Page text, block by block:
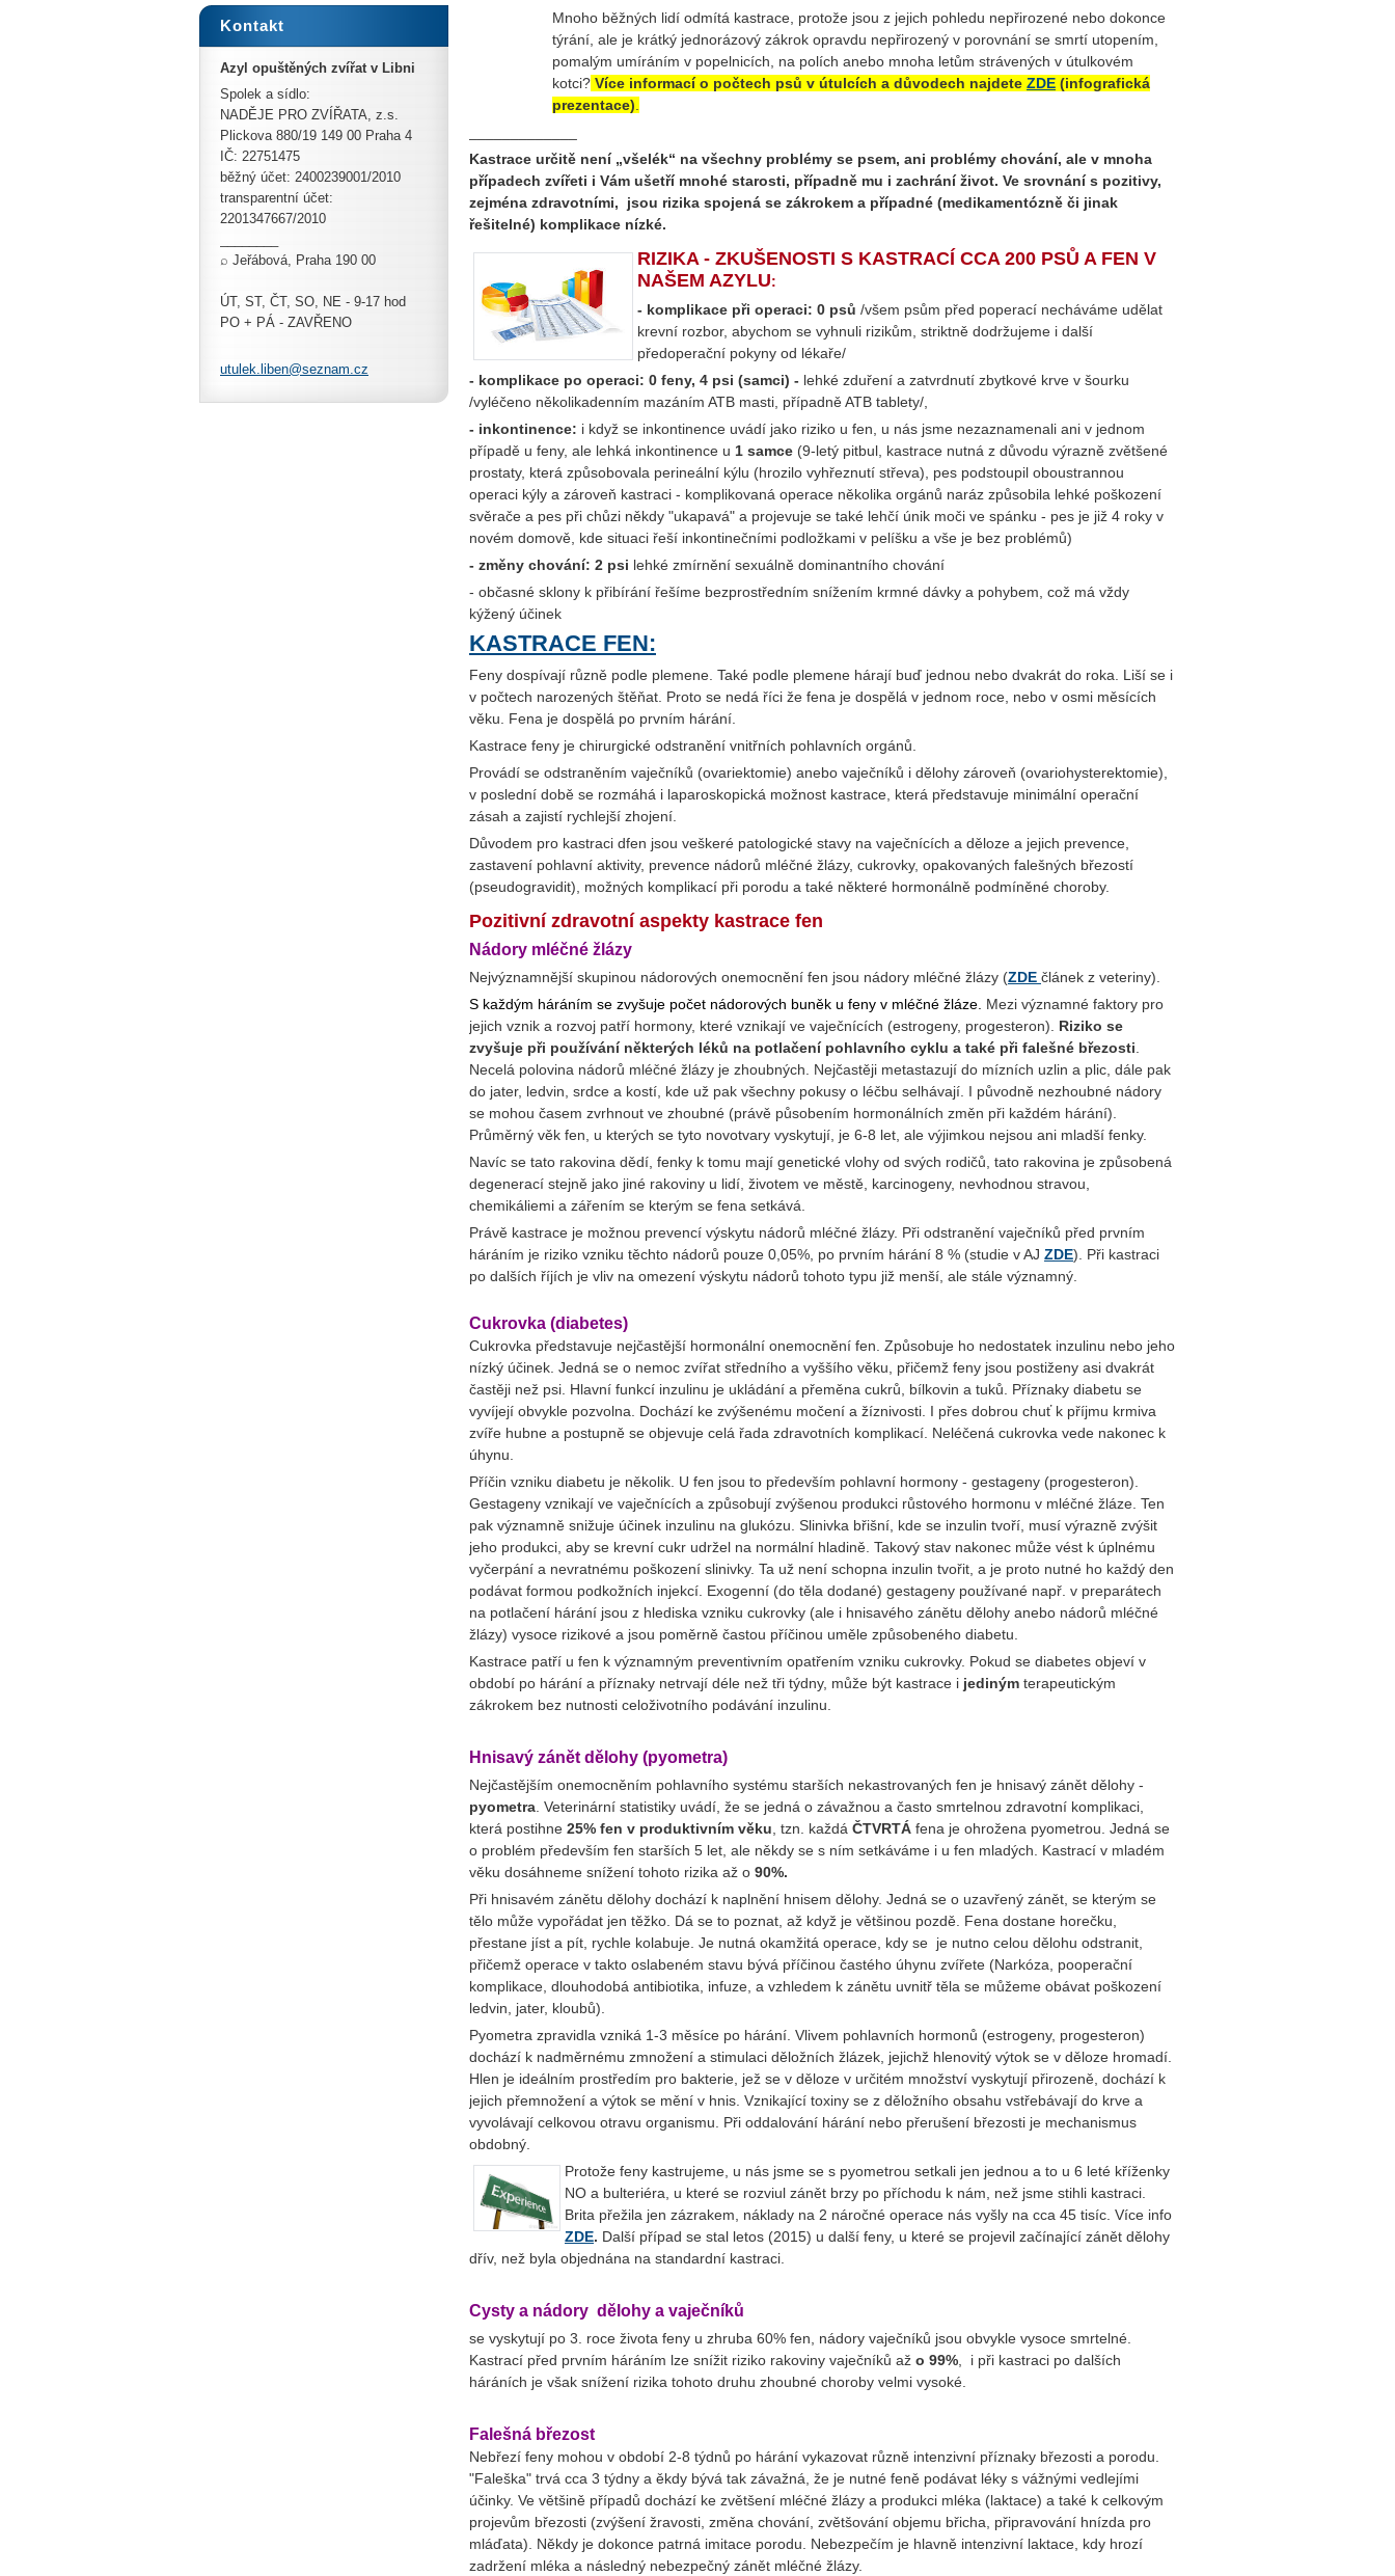
Mnoho běžných lidí odmítá kastrace, protože jsou z jejich pohledu nepřirozené nebo dokonce
týrání, ale je krátký jednorázový zákrok opravdu nepřirozený v porovnání se smrtí utopením,
pomalým umíráním v popelnicích, na polích anebo mnoha letům strávených v útulkovém
kotci? Více informací o počtech psů v útulcích a důvodech najdete ZDE (infografická
prezentace)
Kastrace určitě není „všelék“ na všechny problémy se psem, ani problémy chování, ale v mnoha
případech zvířeti i Vám ušetří mnohé starosti, případně mu i zachrání život. Ve srovnání s pozitivy,
zejména zdravotními, jsou rizika spojená se zákrokem a případné (medikamentózně či jinak
řešitelné) komplikace nízké.
RIZIKA - ZKUŠENOSTI S KASTRACÍ CCA 200 PSŮ A FEN V
NAŠEM AZYLU:
- komplikace při operaci: 0 psů /všem psům před poperací necháváme udělat
krevní rozbor, abychom se vyhnuli rizikům, striktně dodržujeme i další
předoperační pokyny od lékaře/
- komplikace po operaci: 0 feny, 4 psi (samci) - lehké zduření a zatvrdnutí zbytkové krve v šourku
/vyléčeno několikadenním mazáním ATB masti, případně ATB tablety/,
- inkontinence: i když se inkontinence uvádí jako riziko u fen, u nás jsme nezaznamenali ani v jednom
případě u feny, ale lehká inkontinence u 1 samce (9-letý pitbul, kastrace nutná z důvodu výrazně zvětšené
prostaty, která způsobovala perineální kýlu (hrozilo vyhřeznutí střeva), pes podstoupil oboustrannou
operaci kýly a zároveň kastraci - komplikovaná operace několika orgánů naráz způsobila lehké poškození
svěrače a pes při chůzi někdy "ukapavá" a projevuje se také lehčí únik moči ve spánku - pes je již 4 roky v
novém domově, kde situaci řeší inkontinečními podložkami v pelíšku a vše je bez problémů)
- změny chování: 2 psi lehké zmírnění sexuálně dominantního chování
- občasné sklony k přibírání řešíme bezprostředním snížením krmné dávky a pohybem, což má vždy
kýžený účinek
KASTRACE FEN:
Feny dospívají různě podle plemene. Také podle plemene hárají buď jednou nebo dvakrát do roka. Liší se i
v počtech narozených štěňat. Proto se nedá říci že fena je dospělá v jednom roce, nebo v osmi měsících
věku. Fena je dospělá po prvním hárání.
Kastrace feny je chirurgické odstranění vnitřních pohlavních orgánů.
Provádí se odstraněním vaječníků (ovariektomie) anebo vaječníků i dělohy zároveň (ovariohysterektomie),
v poslední době se rozmáhá i laparoskopická možnost kastrace, která představuje minimální operační
zásah a zajistí rychlejší zhojení.
Důvodem pro kastraci dfen jsou veškeré patologické stavy na vaječnících a děloze a jejich prevence,
zastavení pohlavní aktivity, prevence nádorů mléčné žlázy, cukrovky, opakovaných falešných březostí
(pseudogravidit), možných komplikací při porodu a také některé hormonálně podmíněné choroby.
Pozitivní zdravotní aspekty kastrace fen
Nádory mléčné žlázy
Nejvýznamnější skupinou nádorových onemocnění fen jsou nádory mléčné žlázy (ZDE článek z veteriny).
S každým háráním se zvyšuje počet nádorových buněk u feny v mléčné žláze. Mezi významné faktory pro
jejich vznik a rozvoj patří hormony, které vznikají ve vaječnících (estrogeny, progesteron). Riziko se
zvyšuje při používání některých léků na potlačení pohlavního cyklu a také při falešné březosti
Necelá polovina nádorů mléčné žlázy je zhoubných. Nejčastěji metastazují do mízních uzlin a plic, dále pak
do jater, ledvin, srdce a kostí, kde už pak všechny pokusy o léčbu selhávají. I původně nezhoubné nádory
se mohou časem zvrhnout ve zhoubné (právě působením hormonálních změn při každém hárání).
Průměrný věk fen, u kterých se tyto novotvary vyskytují, je 6-8 let, ale výjimkou nejsou ani mladší fenky.
Navíc se tato rakovina dědí, fenky k tomu mají genetické vlohy od svých rodičů, tato rakovina je způsobená
degenerací stejně jako jiné rakoviny u lidí, životem ve městě, karcinogeny, nevhodnou stravou,
chemikáliemi a zářením se kterým se fena setkává.
Právě kastrace je možnou prevencí výskytu nádorů mléčné žlázy. Při odstranění vaječníků před prvním
háráním je riziko vzniku těchto nádorů pouze 0,05%, po prvním hárání 8 % (studie v AJ ZDE). Při kastraci
po dalších říjích je vliv na omezení výskytu nádorů tohoto typu již menší, ale stále významný.
Cukrovka (diabetes)
Cukrovka představuje nejčastější hormonální onemocnění fen. Způsobuje ho nedostatek inzulinu nebo jeho
nízký účinek. Jedná se o nemoc zvířat středního a vyššího věku, přičemž feny jsou postiženy asi dvakrát
častěji než psi. Hlavní funkcí inzulinu je ukládání a přeměna cukrů, bílkovin a tuků. Příznaky diabetu se
vyvíjejí obvykle pozvolna. Dochází ke zvýšenému močení a žíznivosti. I přes dobrou chuť k příjmu krmiva
zvíře hubne a postupně se objevuje celá řada zdravotních komplikací. Neléčená cukrovka vede nakonec k
úhynu.
Příčin vzniku diabetu je několik. U fen jsou to především pohlavní hormony - gestageny (progesteron).
Gestageny vznikají ve vaječnících a způsobují zvýšenou produkci růstového hormonu v mléčné žláze. Ten
pak významně snižuje účinek inzulinu na glukózu. Slinivka břišní, kde se inzulin tvoří, musí výrazně zvýšit
jeho produkci, aby se krevní cukr udržel na normální hladině. Takový stav nakonec může vést k úplnému
vyčerpání a nevratnému poškození slinivky. Ta už není schopna inzulin tvořit, a je proto nutné ho každý den
podávat formou podkožních injekcí. Exogenní (do těla dodané) gestageny používané např. v preparátech
na potlačení hárání jsou z hlediska vzniku cukrovky (ale i hnisavého zánětu dělohy anebo nádorů mléčné
žlázy) vysoce rizikové a jsou poměrně častou příčinou uměle způsobeného diabetu.
Kastrace patří u fen k významným preventivním opatřením vzniku cukrovky. Pokud se diabetes objeví v
období po hárání a příznaky netrvají déle než tři týdny, může být kastrace i jediným terapeutickým
zákrokem bez nutnosti celoživotního podávání inzulinu.
Hnisavý zánět dělohy (pyometra)
Nejčastějším onemocněním pohlavního systému starších nekastrovaných fen je hnisavý zánět dělohy -
pyometra . Veterinární statistiky uvádí, že se jedná o závažnou a často smrtelnou zdravotní komplikaci,
která postihne 25% fen v produktivním věku , tzn. každá ČTVRTÁ fena je ohrožena pyometrou. Jedná se
o problém především fen starších 5 let, ale někdy se s ním setkáváme i u fen mladých. Kastrací v mladém
věku dosáhneme snížení tohoto rizika až o 90%.
Při hnisavém zánětu dělohy dochází k naplnění hnisem dělohy. Jedná se o uzavřený zánět, se kterým se
tělo může vypořádat jen těžko. Dá se to poznat, až když je většinou pozdě. Fena dostane horečku,
přestane jíst a pít, rychle kolabuje. Je nutná okamžitá operace, kdy se je nutno celou dělohu odstranit,
přičemž operace v takto oslabeném stavu bývá příčinou častého úhynu zvířete (Narkóza, pooperační
komplikace, dlouhodobá antibiotika, infuze, a vzhledem k zánětu uvnitř těla se můžeme obávat poškození
ledvin, jater, kloubů).
Pyometra zpravidla vzniká 1-3 měsíce po hárání. Vlivem pohlavních hormonů (estrogeny, progesteron)
dochází k nadměrnému zmnožení a stimulaci děložních žlázek, jejichž hlenovitý výtok se v děloze hromadí.
Hlen je ideálním prostředím pro bakterie, jež se v děloze v určitém množství vyskytují přirozeně, dochází k
jejich přemnožení a výtok se mění v hnis. Vznikající toxiny se z děložního obsahu vstřebávají do krve a
vyvolávají celkovou otravu organismu. Při oddalování hárání nebo přerušení březosti je mechanismus
obdobný.
Protože feny kastrujeme, u nás jsme se s pyometrou setkali jen jednou a to u 6 leté kříženky
NO a bulteriéra, u které se rozviul zánět brzy po příchodu k nám, než jsme stihli kastraci.
Brita přežila jen zázrakem, náklady na 2 náročné operace nás vyšly na cca 45 tisíc. Více info
ZDE. Další případ se stal letos (2015) u další feny, u které se projevil začínající zánět dělohy
dřív, než byla objednána na standardní kastraci.
Cysty a nádory dělohy a vaječníků
se vyskytují po 3. roce života feny u zhruba 60% fen, nádory vaječníků jsou obvykle vysoce smrtelné.
Kastrací před prvním háráním lze snížit riziko rakoviny vaječníků až o 99% , i při kastraci po dalších
háráních je však snížení rizika tohoto druhu zhoubné choroby velmi vysoké.
Falešná březost
Nebřezí feny mohou v období 2-8 týdnů po hárání vykazovat různě intenzivní příznaky březosti a porodu.
"Faleška" trvá cca 3 týdny a ěkdy bývá tak závažná, že je nutné feně podávat léky s vážnými vedlejími
účinky. Ve většině případů dochází ke zvětšení mléčné žlázy a produkci mléka (laktace) a také k celkovým
projevům březosti (zvýšení žravosti, změna chování, zvětšování objemu břicha, připravování hnízda pro
mláďata). Někdy je dokonce patrná imitace porodu. Nebezpečím je hlavně intenzivní laktace, kdy hrozí
zadržení mléka a následný nebezpečný zánět mléčné žlázy.
Kontakt
Azyl opuštěných zvířat v Libni
Spolek a sídlo:
NADĚJE PRO ZVÍŘATA, z.s.
Plickova 880/19 149 00 Praha 4
IČ: 22751475
běžný účet: 2400239001/2010
transparentní účet:
2201347667/2010
⌕ Jeřábová, Praha 190 00
ÚT, ST, ČT, SO, NE - 9-17 hod
PO + PÁ - ZAVŘENO
utulek.l iben@seznam.cz